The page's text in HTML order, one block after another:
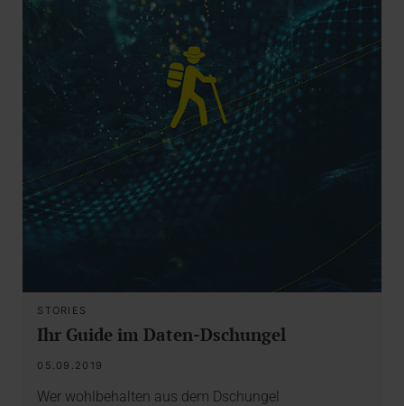
STORIES
Ihr Guide im Daten-Dschungel
05.09.2019
Wer wohlbehalten aus dem Dschungel